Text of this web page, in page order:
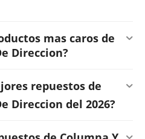
mas caros de
Direccion?
repuestos de
Direccion del 2026?